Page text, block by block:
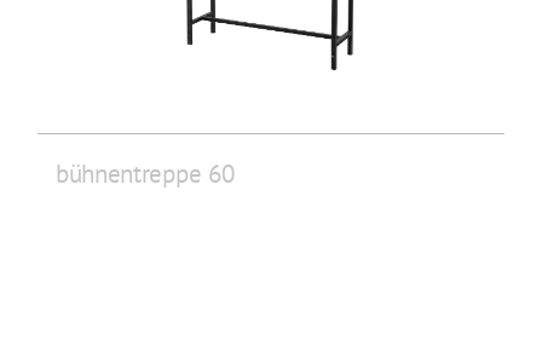
bühnentreppe 60